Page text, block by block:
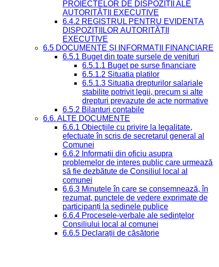
PROIECTELOR DE DISPOZIȚII ALE
AUTORITĂȚII EXECUTIVE
6.4.2 REGISTRUL PENTRU EVIDENȚA
DISPOZIȚIILOR AUTORITĂȚII
EXECUTIVE
6.5 DOCUMENTE ȘI INFORMAȚII FINANCIARE
6.5.1 Buget din toate sursele de venituri
6.5.1.1 Buget pe surse financiare
6.5.1.2 Situatia platilor
6.5.1.3 Situatia drepturilor salariale
stabilite potrivit legii, precum si alte
drepturi prevazute de acte normative
6.5.2 Bilanturi contabile
6.6. ALTE DOCUMENTE
6.6.1 Obiecțiile cu privire la legalitate,
efectuate în scris de secretarul general al
Comunei
6.6.2 Informații din oficiu asupra
problemelor de interes public care urmează
să fie dezbătute de Consiliul local al
comunei
6.6.3 Minutele în care se consemnează, în
rezumat, punctele de vedere exprimate de
participanți la ședinele publice
6.6.4 Procesele-verbale ale ședințelor
Consiliului local al comunei
6.6.5 Declarații de căsătorie